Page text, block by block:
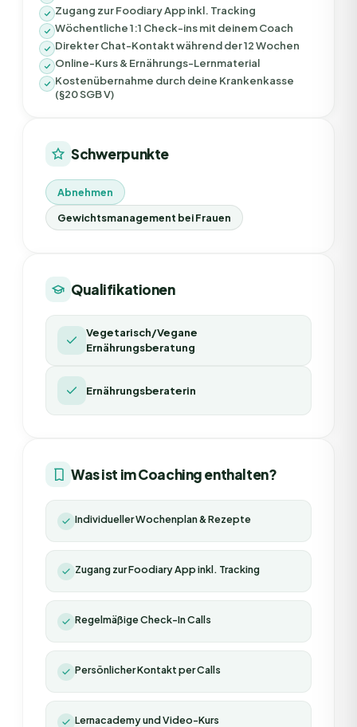
Zugang zur Foodiary App inkl. Tracking
Wöchentliche 1:1 Check-ins mit deinem Coach
Direkter Chat-Kontakt während der 12 Wochen
Online-Kurs & Ernährungs-Lernmaterial
Kostenübernahme durch deine Krankenkasse
(§20 SGB V)
Schwerpunkte
Abnehmen
Gewichtsmanagement bei Frauen
Qualifikationen
Vegetarisch/Vegane
Ernährungsberatung
Ernährungsberaterin
Was ist im Coaching enthalten?
Individueller Wochenplan & Rezepte
Zugang zur Foodiary App inkl. Tracking
Regelmäßige Check-In Calls
Persönlicher Kontakt per Calls
Lernacademy und Video-Kurs